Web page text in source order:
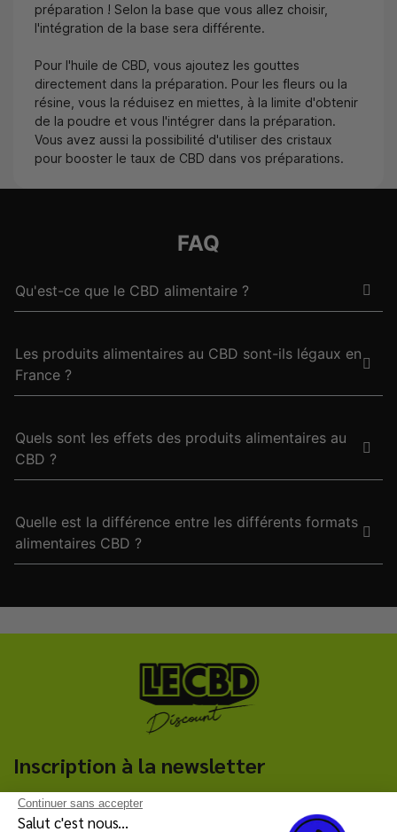
Continuer sans accepter
Salut c'est nous...
préparation ! Selon la base que vous allez choisir,
l'intégration de la base sera différente.
Pour l'huile de CBD, vous ajoutez les gouttes
directement dans la préparation. Pour les fleurs ou la
résine, vous la réduisez en miettes, à la limite d'obtenir
de la poudre et vous l'intégrer dans la préparation.
Vous avez aussi la possibilité d'utiliser des cristaux
pour booster le taux de CBD dans vos préparations.
FAQ
Qu'est-ce que le CBD alimentaire ?
Les produits alimentaires au CBD sont-ils légaux en
France ?
Quels sont les effets des produits alimentaires au
CBD ?
Quelle est la différence entre les différents formats
alimentaires CBD ?
Inscription à la newsletter
C'est parti !